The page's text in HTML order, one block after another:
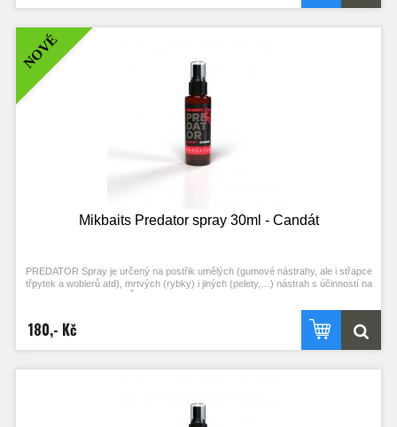
NOVÉ
Mikbaits Predator spray 30ml - Candát
PREDATOR Spray je určený na postřik umělých (gumové nástrahy, ale i střapce
třpytek a woblerů atd), mrtvých (rybky) i jiných (pelety,…) nástrah s účinností na
postřik nechat chvilku zavadnout, nebo aplikovat předem. Lákavý signál pak
vydrží více náhozů. S produkty PREDATOR učiníte své návnady ještě
atraktivnější, neboť jim dodáte silnou vůni a velkou přitažlivost díky
180,- Kč